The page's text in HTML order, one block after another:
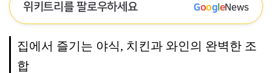
위키트리를 팔로우하세요 GoogleNews
집에서 즐기는 야식, 치킨과 와인의 완벽한 조
합